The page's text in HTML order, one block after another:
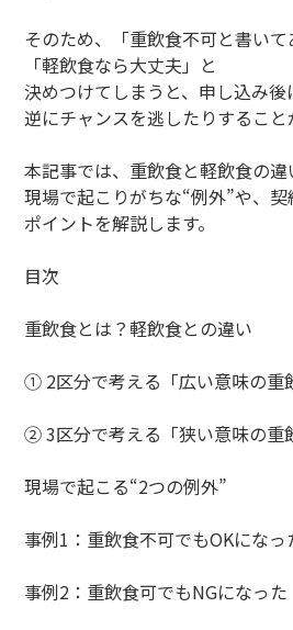
そのため、「重飲食不可と書いて
「軽飲食なら大丈夫」と
決めつけてしまうと、申し込み後
逆にチャンスを逃したりすること
本記事では、重飲食と軽飲食の違
現場で起こりがちな“例外”や、
ポイントを解説します。
目次
重飲食とは？軽飲食との違い
① 2区分で考える「広い意味の重
② 3区分で考える「狭い意味の重
現場で起こる“2つの例外”
事例1：重飲食不可でもOKになっ
事例2：重飲食可でもNGになった